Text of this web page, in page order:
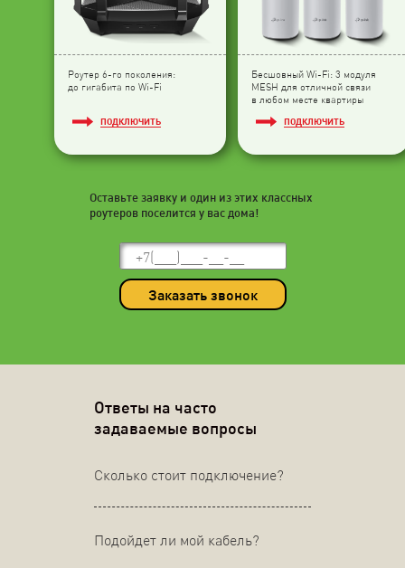
Роутер 6-го поколения:
до гигабита по Wi-Fi
ПОДКЛЮЧИТЬ
Бесшовный Wi-Fi: 3 модуля
МESH для отличной связи
в любом месте квартиры
ПОДКЛЮЧИТЬ
Оставьте заявку и один из этих классных
роутеров поселится у вас дома!
Заказать звонок
Ответы на часто
задаваемые вопросы
Сколько стоит подключение?
Подойдет ли мой кабель?